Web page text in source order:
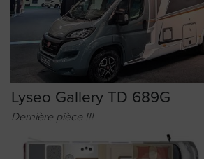
Lyseo Gallery TD 689G
Dernière pièce !!!